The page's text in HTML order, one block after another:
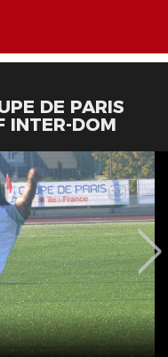
DE PARIS
INTER-DOM